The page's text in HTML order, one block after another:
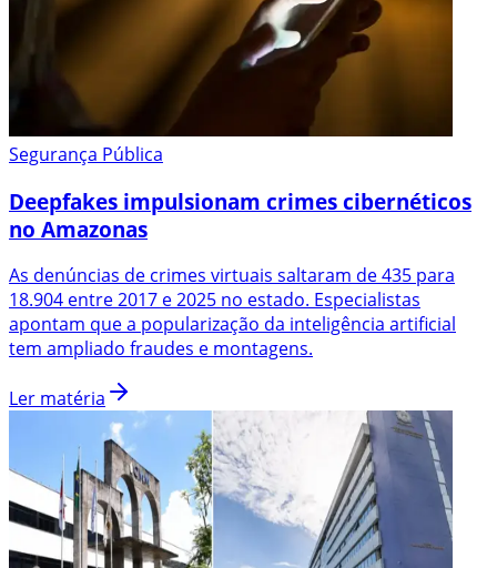
Segurança Pública
Deepfakes impulsionam crimes cibernéticos
no Amazonas
As denúncias de crimes virtuais saltaram de 435 para
18.904 entre 2017 e 2025 no estado. Especialistas
apontam que a popularização da inteligência artificial
tem ampliado fraudes e montagens.
Ler matéria